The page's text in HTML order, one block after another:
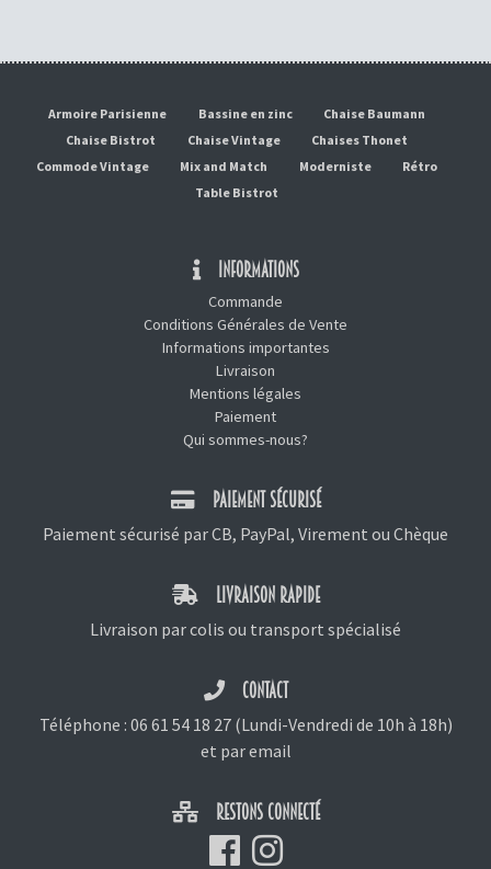
Armoire Parisienne Bassine en zinc
Chaise Baumann
Chaise Bistrot
Chaise Vintage
Chaises Thonet
Commode Vintage
Mix and Match Moderniste
Rétro
Table Bistrot
INFORMATIONS
Commande
Conditions Générales de Vente
Informations importantes
Livraison
Mentions légales
Paiement
Qui sommes-nous?
PAIEMENT SÉCURISÉ
Paiement sécurisé par CB, PayPal, Virement ou Chèque
LIVRAISON RAPIDE
Livraison par colis ou transport spécialisé
CONTACT
Téléphone : 06 61 54 18 27(Lundi-Vendredi de 10h à 18h)
et par email
RESTONS CONNECTÉ